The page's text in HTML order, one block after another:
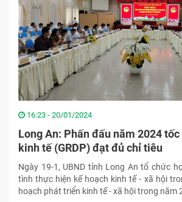
16:23 - 20/01/2024
Long An: Phấn đấu năm 2024
kinh tế (GRDP) đạt đủ chỉ tiêu
Ngày 19-1, UBND tỉnh Long An tổ chức
tình thực hiện kế hoạch kinh tế - xã hội
hoạch phát triển kinh tế - xã hội trong năm